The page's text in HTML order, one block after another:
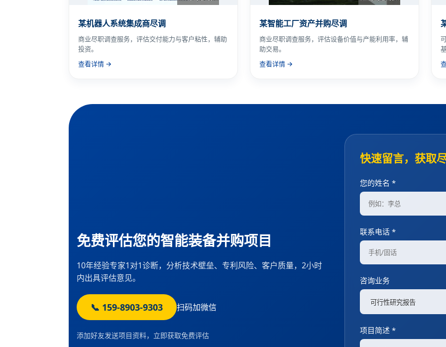
某机器人系统集成商尽调
商业尽职调查服务，评估交付能力与客户粘性，辅助
投资。
查看详情 →
某智能工厂资产并购尽调
商业尽职调查服务，评估设备价值与产能利用率，辅
助交易。
查看详情 →
免费评估您的智能装备并购项目
10年经验专家1对1诊断，分析技术壁垒、专利风险、客户质量，2小时
内出具评估意见。
📞 159-8903-9303 扫码加微信
添加好友发送项目资料，立即获取免费评估
快速留言，获取
您的姓名 *
联系电话 *
咨询业务
项目简述 *